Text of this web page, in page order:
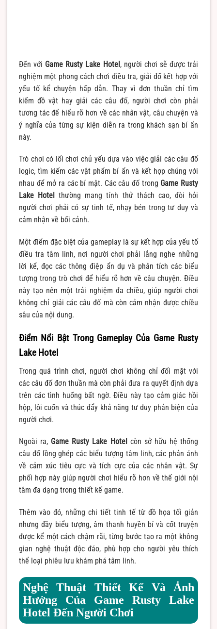
Đến với Game Rusty Lake Hotel, người chơi sẽ được trải
nghiệm một phong cách chơi điều tra, giải đố kết hợp với
yếu tố kể chuyện hấp dẫn. Thay vì đơn thuần chỉ tìm
kiếm đồ vật hay giải các câu đố, người chơi còn phải
tương tác để hiểu rõ hơn về các nhân vật, câu chuyện và
ý nghĩa của từng sự kiện diễn ra trong khách sạn bí ẩn
này.
Trò chơi có lối chơi chủ yếu dựa vào việc giải các câu đố
logic, tìm kiếm các vật phẩm bí ẩn và kết hợp chúng với
nhau để mở ra các bí mật. Các câu đố trong Game Rusty
Lake Hotel
thường mang tính thử thách cao, đòi hỏi
người chơi phải có sự tinh tế, nhạy bén trong tư duy và
cảm nhận về bối cảnh.
Một điểm đặc biệt của gameplay là sự kết hợp của yếu tố
điều tra tâm linh, nơi người chơi phải lắng nghe những
lời kể, đọc các thông điệp ẩn dụ và phân tích các biểu
tượng trong trò chơi để hiểu rõ hơn về câu chuyện. Điều
này tạo nên một trải nghiệm đa chiều, giúp người chơi
không chỉ giải các câu đố mà còn cảm nhận được chiều
sâu của nội dung.
Điểm Nổi Bật Trong Gameplay Của Game Rusty
Lake Hotel
Trong quá trình chơi, người chơi không chỉ đối mặt với
các câu đố đơn thuần mà còn phải đưa ra quyết định dựa
trên các tình huống bất ngờ. Điều này tạo cảm giác hồi
hộp, lôi cuốn và thúc đẩy khả năng tư duy phản biện của
người chơi.
Ngoài ra, Game Rusty Lake Hotel còn sở hữu hệ thống
câu đố lồng ghép các biểu tượng tâm linh, các phản ánh
về cảm xúc tiêu cực và tích cực của các nhân vật. Sự
phối hợp này giúp người chơi hiểu rõ hơn về thế giới nội
tâm đa dạng trong thiết kế game.
Thêm vào đó, những chi tiết tinh tế từ đồ họa tối giản
nhưng đầy biểu tượng, âm thanh huyền bí và cốt truyện
được kể một cách chậm rãi, từng bước tạo ra một không
gian nghệ thuật độc đáo, phù hợp cho người yêu thích
thể loại phiêu lưu khám phá tâm linh.
Nghệ Thuật Thiết Kế Và Ảnh
Hưởng Của Game Rusty Lake
Hotel Đến Người Chơi